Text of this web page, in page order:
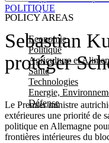
POLICY AREAS
Economie
Politique
Agriculture et
Santé
Technologies
Energie,
Défense
Sebastian
protéger
Le Premier ministre
extérieures une priorité de
politique en Allemagne
frontières intérieures du
POLITIQUE